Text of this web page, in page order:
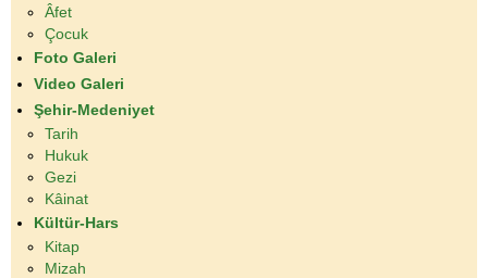
Âfet
Çocuk
Foto Galeri
Video Galeri
Şehir-Medeniyet
Tarih
Hukuk
Gezi
Kâinat
Kültür-Hars
Kitap
Mizah